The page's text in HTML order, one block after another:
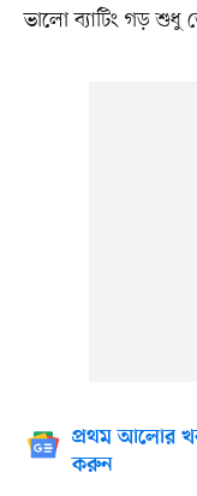
ভালো ব্যাটিং গড় শুধু
প্রথম আলোর
করুন